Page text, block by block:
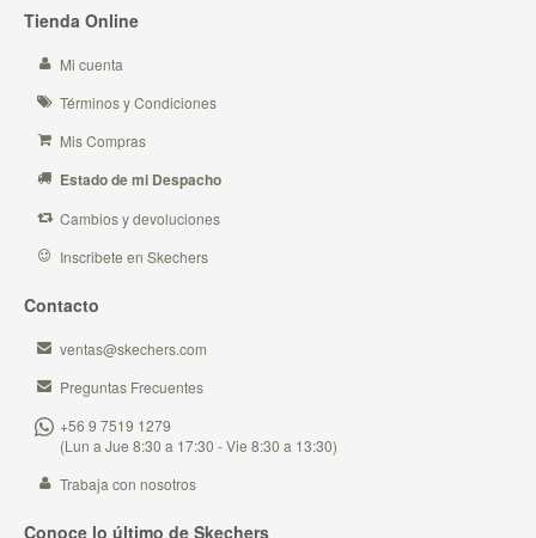
Tienda Online
Mi cuenta
Términos y Condiciones
Mis Compras
Estado de mi Despacho
Cambios y devoluciones
Inscribete en Skechers
Contacto
ventas@skechers.com
Preguntas Frecuentes
+56 9 7519 1279
(Lun a Jue 8:30 a 17:30 - Vie 8:30 a 13:30)
Trabaja con nosotros
Conoce lo último de Skechers